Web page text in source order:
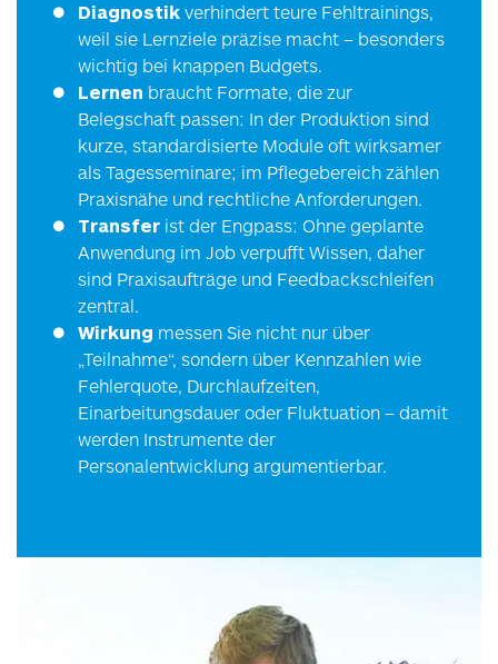
Diagnostik verhindert teure Fehltrainings,
weil sie Lernziele präzise macht – besonders
wichtig bei knappen Budgets.
Lernen braucht Formate, die zur
Belegschaft passen: In der Produktion sind
kurze, standardisierte Module oft wirksamer
als Tagesseminare; im Pflegebereich zählen
Praxisnähe und rechtliche Anforderungen.
Transfer ist der Engpass: Ohne geplante
Anwendung im Job verpufft Wissen, daher
sind Praxisaufträge und Feedbackschleifen
zentral.
Wirkung messen Sie nicht nur über
„Teilnahme“, sondern über Kennzahlen wie
Fehlerquote, Durchlaufzeiten,
Einarbeitungsdauer oder Fluktuation – damit
werden Instrumente der
Personalentwicklung argumentierbar.